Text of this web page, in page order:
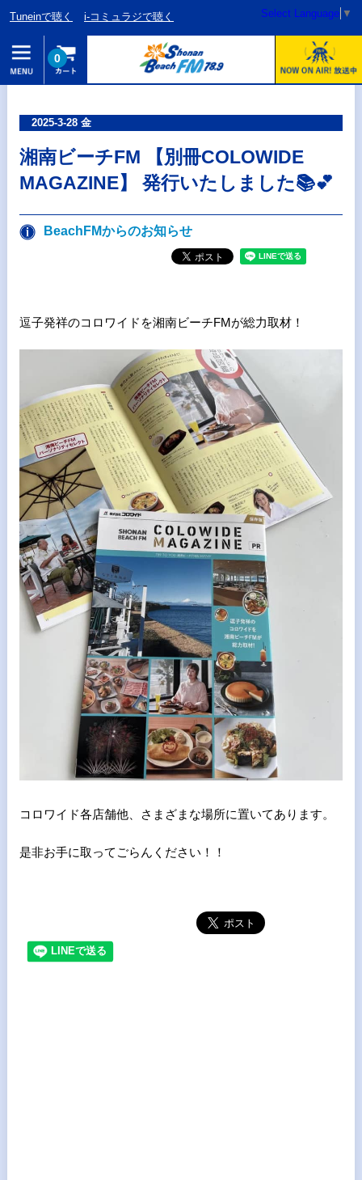
Tuneinで聴く i-コミュラジで聴く Select Language ▼
0
2025-3-28 金
湘南ビーチFM 【別冊COLOWIDE
MAGAZINE】 発行いたしました📚💕
BeachFMからのお知らせ
逗子発祥のコロワイドを湘南ビーチFMが総力取材！
コロワイド各店舗他、さまざまな場所に置いてあります。
是非お手に取ってごらんください！！